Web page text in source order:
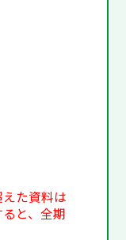
た資料は
と、全期